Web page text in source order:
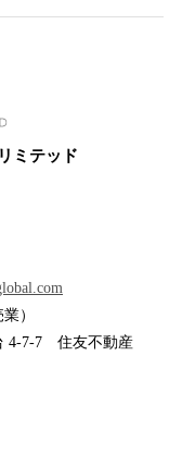
ミテッド
）
4-7-7 住友不動産